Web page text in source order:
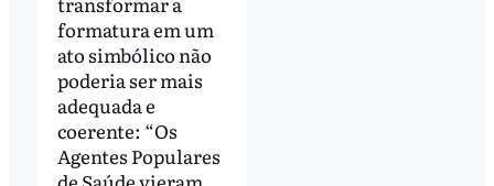
formatura em um
ato simbólico não
poderia ser mais
adequada e
coerente: “Os
Agentes Populares